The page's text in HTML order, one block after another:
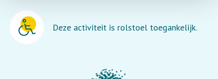
Deze activiteit is rolstoel toegankelijk.